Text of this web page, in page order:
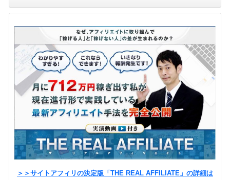
＞＞サイトアフィリの決定版「THE REAL AFFILIATE」の詳細は